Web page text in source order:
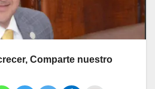
Comparte nuestro